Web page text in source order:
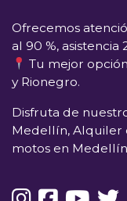
Ofrecemos
al 90 %, asistencia
Tu mejor
y Rionegro.
Disfruta de
Medellín, Alquiler
motos en Medellín